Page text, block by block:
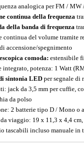
analogica per FM / MW
continua della frequenza
della banda di frequenza
continua del volume tramite
accensione/spegnimento
comoda: estensibile
integrato, potenza: 1 Watt
sintonia LEDper segnale di
jack da 3,5 mm per cuffie,
da polso
2 batterie tipo D / Mono o
viaggio: 19 x 11,3 x 4,4 cm,
tascabili incluso manuale in